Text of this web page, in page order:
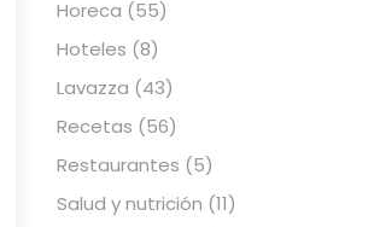
Horeca (55)
Hoteles (8)
Lavazza (43)
Recetas (56)
Restaurantes (5)
Salud y nutrición (11)